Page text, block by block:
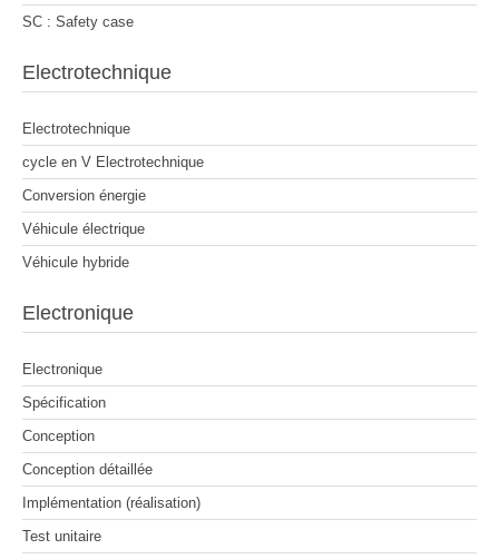
SC : Safety case
Electrotechnique
Electrotechnique
cycle en V Electrotechnique
Conversion énergie
Véhicule électrique
Véhicule hybride
Electronique
Electronique
Spécification
Conception
Conception détaillée
Implémentation (réalisation)
Test unitaire